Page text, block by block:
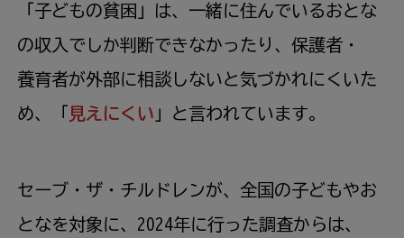
子どもの貧困 」は、 一緒に住んでいるおとな
の収入 でしか判断できなかったり、保護者 ・
養育者が外部に相談 しないと気づかれにくいた
め、「
見えにくい 」と 言われています。
セーブ・ザ・チルドレンが、 全国 の子どもやお
となを対象 に、2024年に行った調査からは、